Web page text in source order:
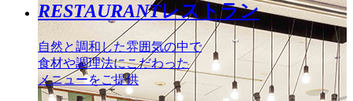
RESTAURANTレストラン
自然と調和した雰囲気の中で
食材や調理法にこだわった
メニューをご提供